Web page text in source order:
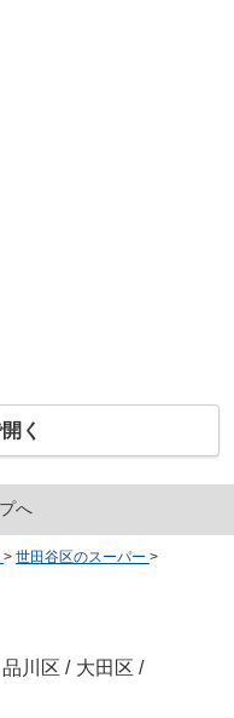
く
へ
> 世田谷区のスーパー >
品川区 / 大田区 /